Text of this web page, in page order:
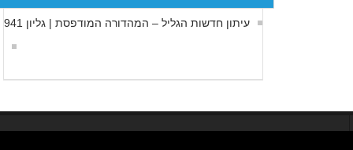
עיתון חדשות הגליל – המהדורה המודפסת | גליון 941